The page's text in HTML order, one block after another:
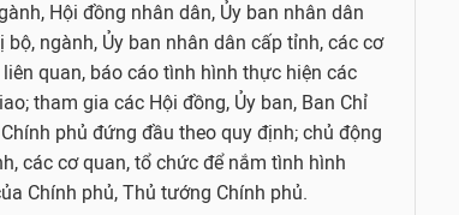
Hội đồng nhân dân, Ủy ban nhân dân
ngành, Ủy ban nhân dân cấp tỉnh, các cơ
quan, báo cáo tình hình thực hiện các
tham gia các Hội đồng, Ủy ban, Ban Chỉ
phủ đứng đầu theo quy định; chủ động
các cơ quan, tổ chức để nắm tình hình
Chính phủ, Thủ tướng Chính phủ.